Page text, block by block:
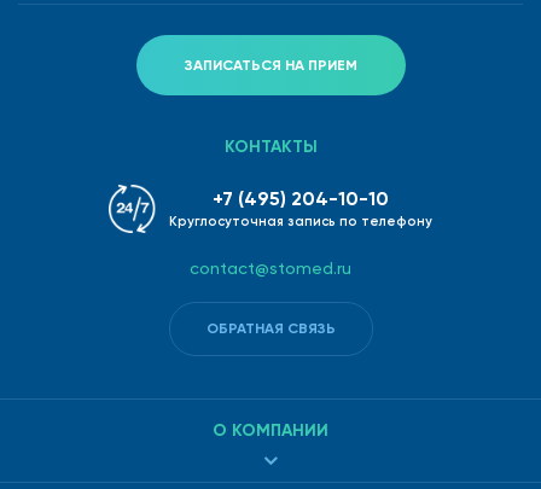
ЗАПИСАТЬСЯ НА ПРИЕМ
О КОМПАНИИ
КОНТАКТЫ
+7 (495) 204-10-10
Круглосуточная запись по телефону
contact@stomed.ru
ОБРАТНАЯ СВЯЗЬ